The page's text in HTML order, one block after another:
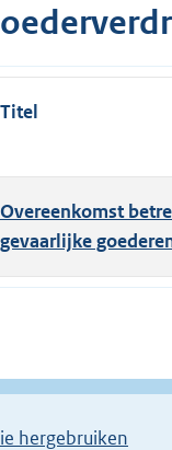
Titel
Overeenkomst
gevaarlijke
hergebruiken